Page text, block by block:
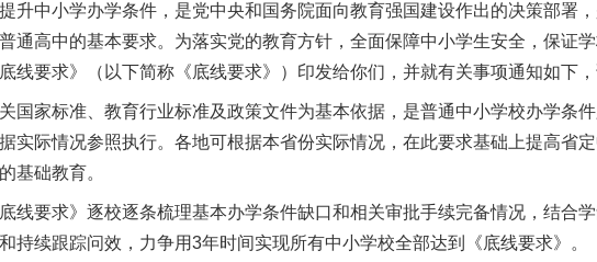
中小学办学条件，是党中央和国务院面向教育强国建设作出的决策部署
通高中的基本要求。为落实党的教育方针，全面保障中小学生安全，保证学
线要求》（以下简称《底线要求》）印发给你们，并就有关事项通知如下，
家标准、教育行业标准及政策文件为基本依据，是普通中小学校办学条
实际情况参照执行。各地可根据本省份实际情况，在此要求基础上提高省
基础教育。
要求》逐校逐条梳理基本办学条件缺口和相关审批手续完备情况，结合
持续跟踪问效，力争用3年时间实现所有中小学校全部达到《底线要求》。